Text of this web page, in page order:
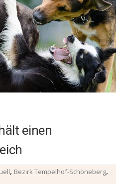
einen
, Bezirk Tempelhof-Schöneberg,